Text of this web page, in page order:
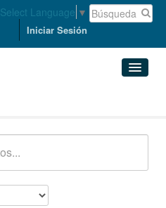
Select Language ▼
Iniciar Sesión